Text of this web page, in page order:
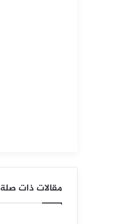
ض
ة
ي
مقالات ذات صلة